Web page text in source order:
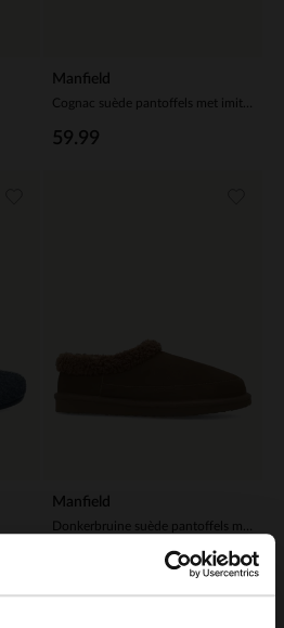
Manfield
59.99
Manfield